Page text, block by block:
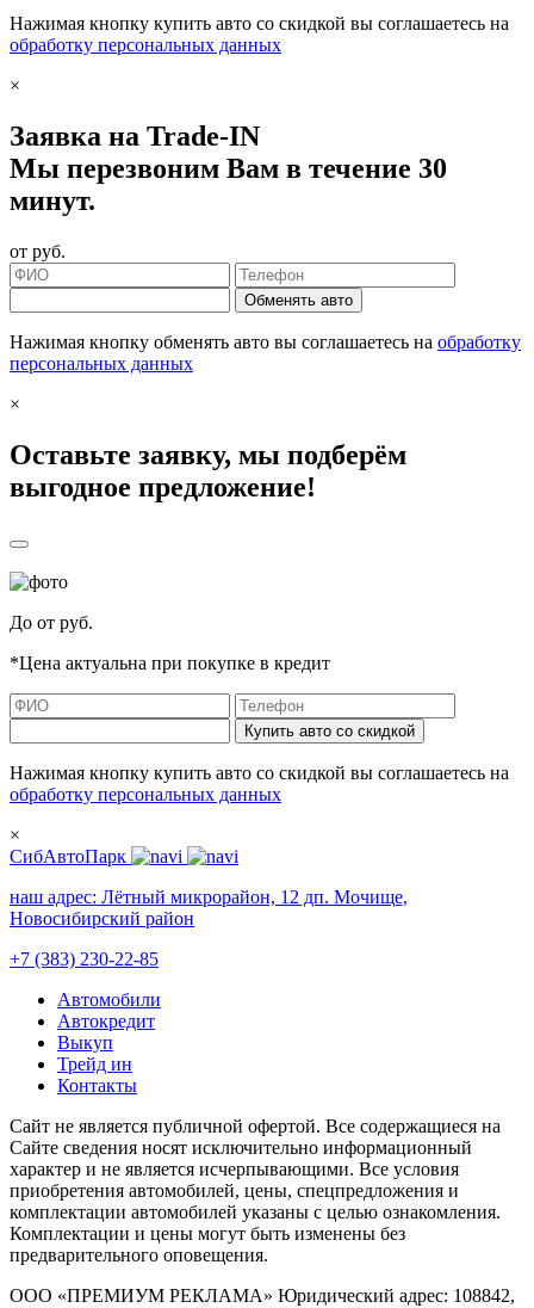
Нажимая кнопку купить авто со скидкой вы соглашаетесь на
обработку персональных данных
×
Заявка на Trade-IN
Мы перезвоним Вам в течение 30
минут.
от руб.
Обменять авто
Нажимая кнопку обменять авто вы соглашаетесь на обработку
персональных данных
×
Оставьте заявку, мы подберём
выгодное предложение!
До от руб.
*Цена актуальна при покупке в кредит
Купить авто со скидкой
Нажимая кнопку купить авто со скидкой вы соглашаетесь на
обработку персональных данных
×
СибАвтоПарк
наш адрес: Лётный микрорайон, 12 дп. Мочище,
Новосибирский район
+7 (383) 230-22-85
Автомобили
Автокредит
Выкуп
Трейд ин
Контакты
Cайт не является публичной офертой. Все содержащиеся на
Сайте сведения носят исключительно информационный
характер и не является исчерпывающими. Все условия
приобретения автомобилей, цены, спецпредложения и
комплектации автомобилей указаны с целью ознакомления.
Комплектации и цены могут быть изменены без
предварительного оповещения.
ООО «ПРЕМИУМ РЕКЛАМА» Юридический адрес: 108842,